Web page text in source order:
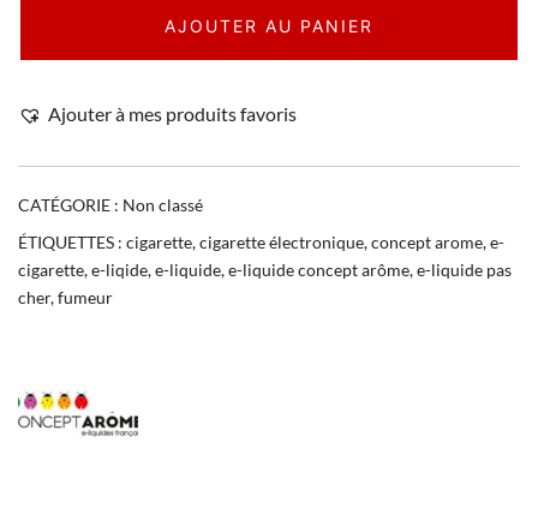
AJOUTER AU PANIER
Ajouter à mes produits favoris
CATÉGORIE : Non classé
ÉTIQUETTES : cigarette,cigarette électronique,concept arome,e-
cigarette,e-liqide,e-liquide,e-liquide concept arôme,e-liquide pas
cher,fumeur